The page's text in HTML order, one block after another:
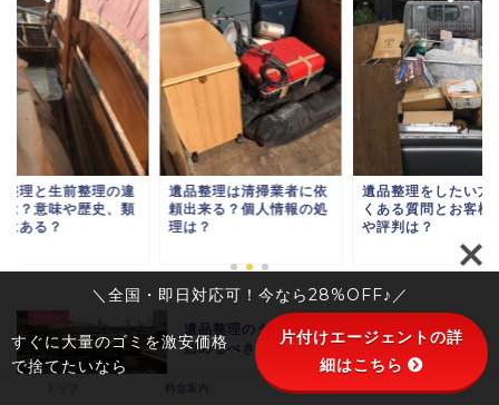
整理と生前整理の違
は？意味や歴史、類
はある？
遺品整理は清掃業者に依
頼出来る？個人情報の処
理は？
遺品整理をしたい方
くある質問とお客様
や評判は？
遺品整理のタイミングは？時期はいつから
始めるべき？罪悪感？あるべき心構え...
料金案内 会社概要 お客様の声
＼全国・即日対応可！今なら28%OFF♪／
すぐに大量のゴミを激安価格
で捨てたいなら
片付けエージェントの詳
細はこちら